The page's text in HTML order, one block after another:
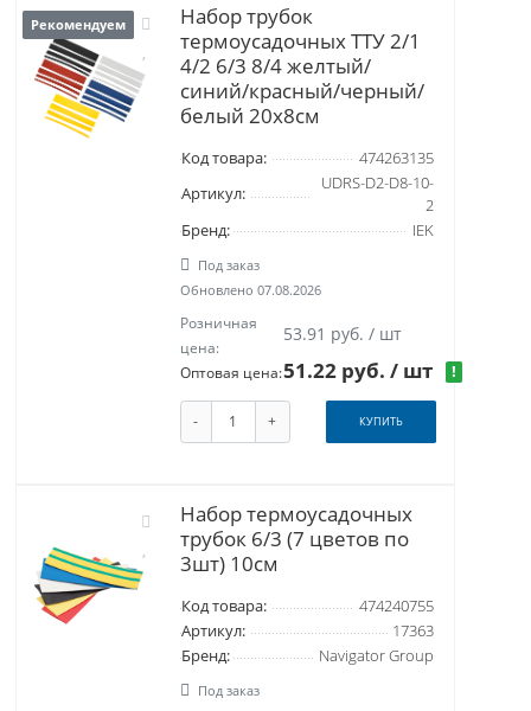
Рекомендуем
Набор трубок
термоусадочных ТТУ 2/1
4/2 6/3 8/4 желтый/
синий/красный/черный/
белый 20х8см
Код товара:
474263135
Артикул:
UDRS-D2-D8-10-
2
Бренд:
IEK
Под заказ
Обновлено 07.08.2026
Розничная
цена:
53.91 руб. / шт
Оптовая цена:51.22 руб./ шт !
- + КУПИТЬ
Набор термоусадочных
трубок 6/3 (7 цветов по
3шт) 10см
Код товара:
474240755
Артикул:
17363
Бренд:
Navigator Group
Под заказ